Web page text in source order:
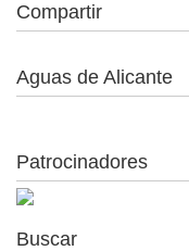
Compartir
Aguas de Alicante
Patrocinadores
Buscar